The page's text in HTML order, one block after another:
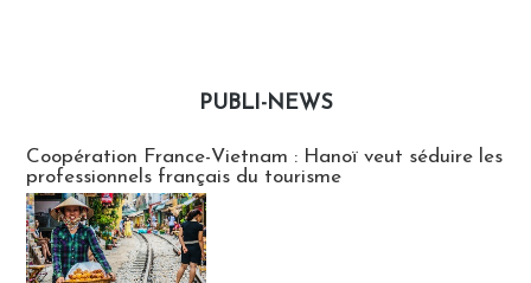
PUBLI-NEWS
Coopération France-Vietnam : Hanoï veut séduire les
professionnels français du tourisme